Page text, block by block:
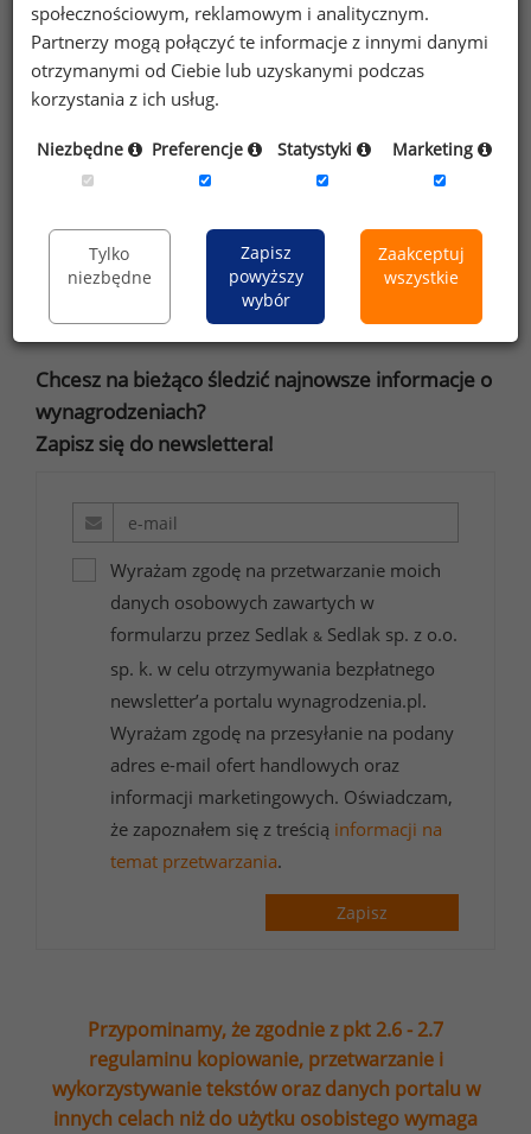
stworzenia systemu wynagrodzeń, który pogodzi
interesy wielu pokoleń.
Forum Wynagrodzeńpostaram się odpowiedzieć
na to pytanie już 21 maja.
Paweł Biniarz
Chcesz na bieżąco śledzić najnowsze informacje o
wynagrodzeniach?
Zapisz się do newslettera!
Wyrażam zgodę na przetwarzanie moich
danych osobowych zawartych w
formularzu przez Sedlak & Sedlak sp. z o.o.
sp. k. w celu otrzymywania bezpłatnego
newsletter’a portalu wynagrodzenia.pl.
Wyrażam zgodę na przesyłanie na podany
adres e-mail ofert handlowych oraz
informacji marketingowych. Oświadczam,
że zapoznałem się z treścią informacji na
temat przetwarzania.
Zapisz
Przypominamy, że zgodnie z pkt 2.6 - 2.7
regulaminu kopiowanie, przetwarzanie i
wykorzystywanie tekstów oraz danych portalu w
innych celach niż do użytku osobistego wymaga
społecznościowym, reklamowym i analitycznym.
Partnerzy mogą połączyć te informacje z innymi danymi
otrzymanymi od Ciebie lub uzyskanymi podczas
korzystania z ich usług.
Niezbędne Preferencje Statystyki Marketing
Tylko
niezbędne
Zapisz
powyższy
wybór
Zaakceptuj
wszystkie